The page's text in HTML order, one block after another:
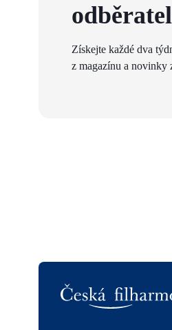
Získejte každé dva
z magazínu a novinky